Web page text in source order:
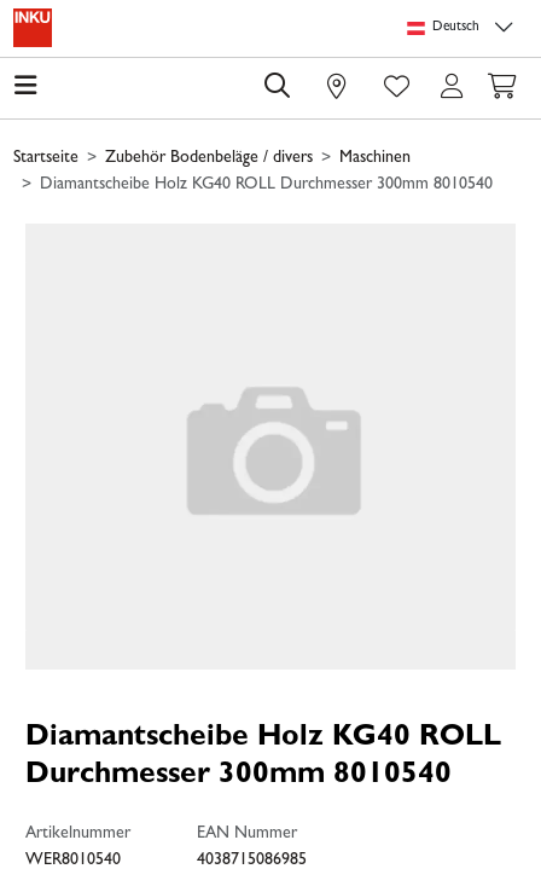
Springe zu Hauptinhalt
Deutsch
0
Startseite Zubehör Bodenbeläge / divers
Maschinen
Diamantscheibe Holz KG40 ROLL Durchmesser 300mm 8010540
Diamantscheibe Holz KG40 ROLL
Durchmesser 300mm 8010540
Artikelnummer
WER8010540
EAN Nummer
4038715086985